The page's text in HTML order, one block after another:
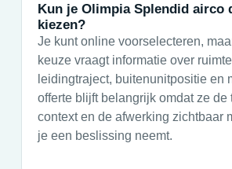
Kun je Olimpia Splendid airco
kiezen?
Je kunt online voorselecteren,
keuze vraagt informatie over
leidingtraject, buitenunitpositie en
offerte blijft belangrijk omdat ze de
context en de afwerking zichtbaar
je een beslissing neemt.